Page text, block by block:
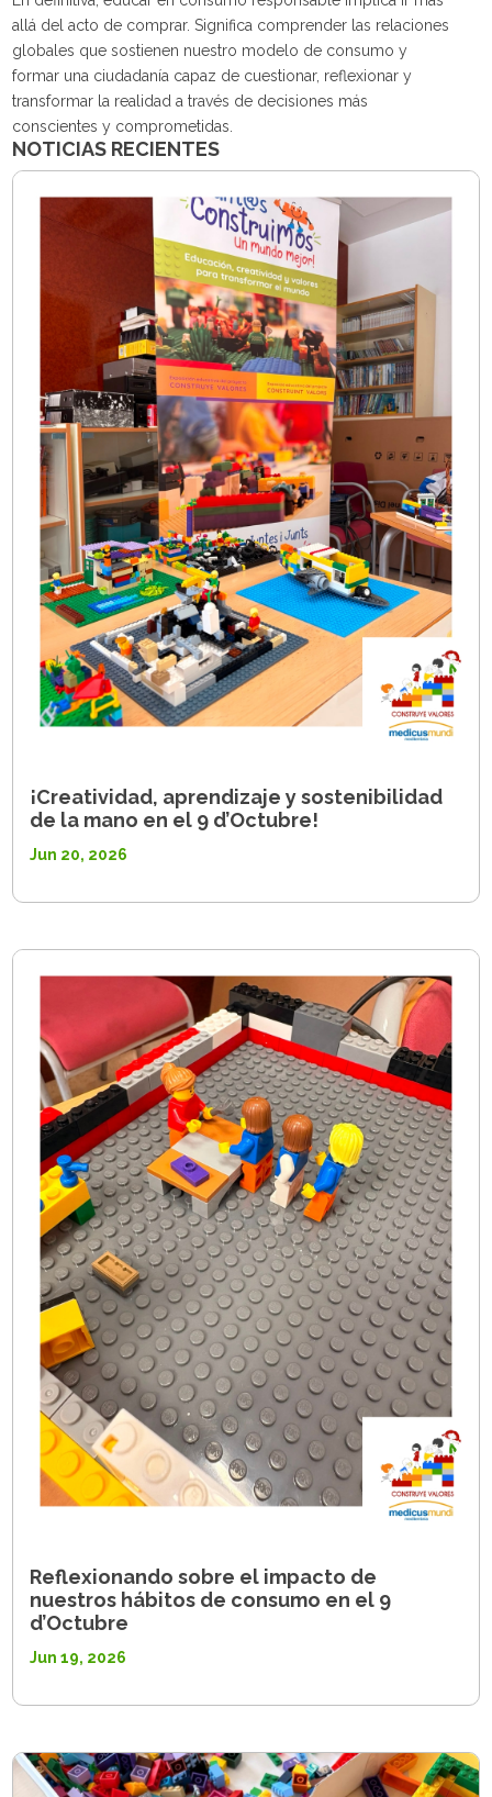
allá del acto de comprar. Significa comprender las relaciones
globales que sostienen nuestro modelo de consumo y
formar una ciudadanía capaz de cuestionar, reflexionar y
transformar la realidad a través de decisiones más
conscientes y comprometidas.
NOTICIAS RECIENTES
¡Creatividad, aprendizaje y sostenibilidad
de la mano en el 9 d’Octubre!
Jun 20, 2026
Reflexionando sobre el impacto de
nuestros hábitos de consumo en el 9
d’Octubre
Jun 19, 2026